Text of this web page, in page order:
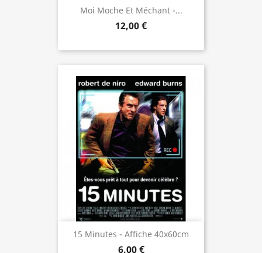
Moi Moche Et Méchant -...
12,00 €
15 Minutes - Affiche 40x60cm
6,00 €